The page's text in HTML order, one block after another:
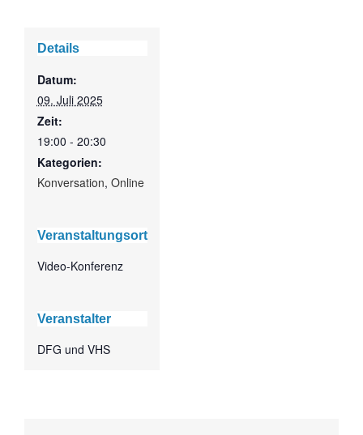
Details
Datum:
09. Juli 2025
Zeit:
19:00 - 20:30
Kategorien:
Konversation, Online
Veranstaltungsort
Video-Konferenz
Veranstalter
DFG und VHS